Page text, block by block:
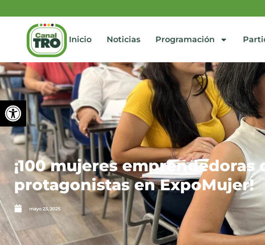
Abrir barra de herramientas
Inicio Noticias Programación
¡100 mujeres
protagonistas en ExpoMujer!
mayo 23, 2025